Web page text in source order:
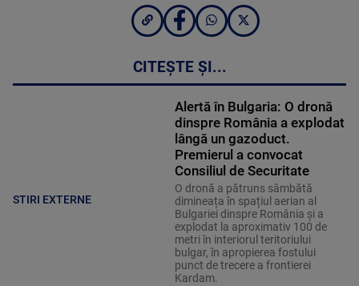
CITEȘTE ȘI...
STIRI EXTERNE
Alertă în Bulgaria: O dronă
dinspre România a explodat
lângă un gazoduct.
Premierul a convocat
Consiliul de Securitate
O dronă a pătruns sâmbătă
dimineața în spațiul aerian al
Bulgariei dinspre România și a
explodat la aproximativ 100 de
metri în interiorul teritoriului
bulgar, în apropierea fostului
punct de trecere a frontierei
Kardam.